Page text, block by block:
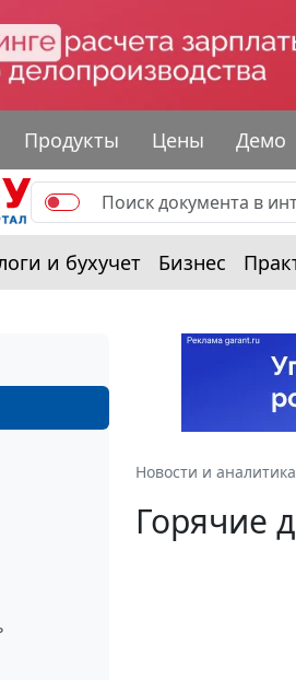
Продукты Цены Демо
и бухучет Бизнес
Новости и аналитика
Горячие